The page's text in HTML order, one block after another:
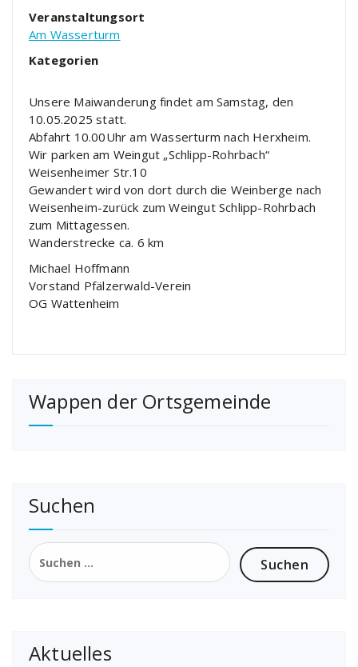
Veranstaltungsort
Am Wasserturm
Kategorien
Unsere Maiwanderung findet am Samstag, den
10.05.2025 statt.
Abfahrt 10.00Uhr am Wasserturm nach Herxheim.
Wir parken am Weingut „Schlipp-Rohrbach“
Weisenheimer Str.10
Gewandert wird von dort durch die Weinberge nach
Weisenheim-zurück zum Weingut Schlipp-Rohrbach
zum Mittagessen.
Wanderstrecke ca. 6 km
Michael Hoffmann
Vorstand Pfälzerwald-Verein
OG Wattenheim
Wappen der Ortsgemeinde
Suchen
Suchen
nach:
Aktuelles